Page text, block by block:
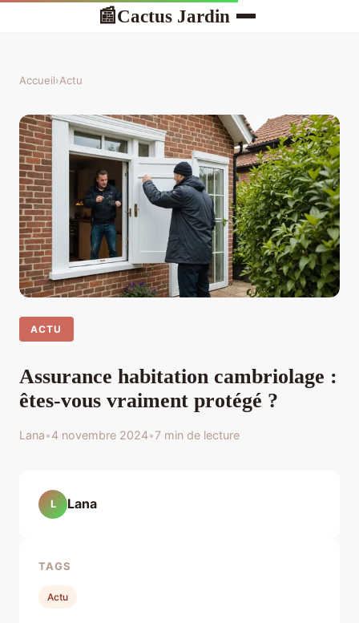
📰Cactus Jardin
Accueil›Actu
ACTU
Assurance habitation cambriolage :
êtes-vous vraiment protégé ?
Lana•4 novembre 2024•7 min de lecture
L Lana
TAGS
Actu